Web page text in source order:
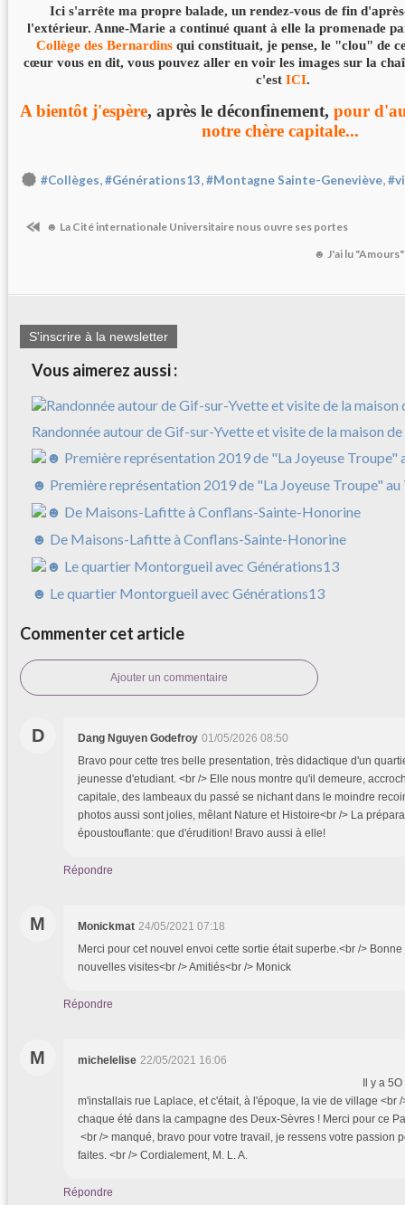
Ici s'arrête ma propre balade, un rendez-vous de fin
l'extérieur. Anne-Marie a continué quant à elle la promenade
Collège des Bernardins qui constituait, je pense, le "clou" de
cœur vous en dit, vous pouvez aller en voir les images sur la
c'est ICI.
A bientôt j'espère, après le déconfinement, pour
notre chère capitale...
#Collèges,#Générations13,#Montagne Sainte-Geneviève,
☻ La Cité internationale Universitaire nous ouvre ses portes
☻ J'ai lu
S'inscrire à la newsletter
Vous aimerez aussi :
Randonnée autour de Gif-sur-Yvette et visite de la maison
☻ Première représentation 2019 de "La Joyeuse Troupe" au
☻ De Maisons-Lafitte à Conflans-Sainte-Honorine
☻ Le quartier Montorgueil avec Générations13
Commenter cet article
Ajouter un commentaire
D Dang Nguyen Godefroy 01/05/2026 08:50
Bravo pour cette tres belle presentation, très didactique d'un
jeunesse d'etudiant. <br /> Elle nous montre qu'il demeure,
capitale, des lambeaux du passé se nichant dans le moindre
photos aussi sont jolies, mêlant Nature et Histoire<br /> La
époustouflante: que d'érudition! Bravo aussi à elle!
Répondre
M Monickmat 24/05/2021 07:18
Merci pour cet nouvel envoi cette sortie était superbe.<br />
nouvelles visites<br /> Amitiés<br /> Monick
Répondre
M michelelise 22/05/2021 16:06
Il y a 5O ans et 3
m'installais rue Laplace, et c'était, à l'époque, la vie de village <br
chaque été dans la campagne des Deux-Sèvres ! Merci pour ce
<br /> manqué, bravo pour votre travail, je ressens votre passion
faites. <br /> Cordialement, M. L. A.
Répondre